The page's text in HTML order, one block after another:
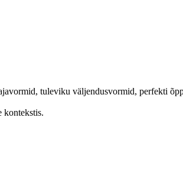
tuleviku väljendusvormid, perfekti
kontekstis.